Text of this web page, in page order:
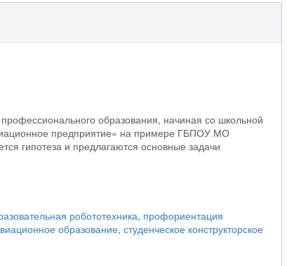
образования, начиная со школьной
предприятие» на примере ГБПОУ МО
гипотеза и предлагаются основные задачи
робототехника, профориентация
образование, студенческое конструкторское